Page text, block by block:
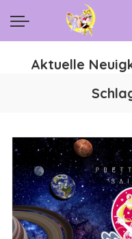
Aktuelle